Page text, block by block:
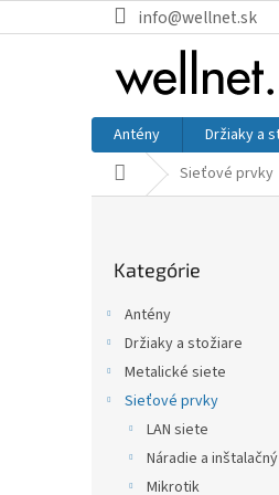
info@wellnet.sk
Antény Držiaky a
DomovSieťové prvky
Kategórie
Antény
Držiaky a stožiare
Metalické siete
Sieťové prvky
LAN siete
Náradie a
Mikrotik